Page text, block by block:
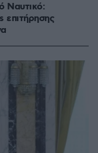
Ναυτικό:
επιτήρησης